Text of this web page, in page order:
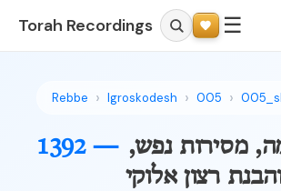
Torah Recordings ☰
Rebbe Igroskodesh 005
1392 — מסירות נפש,
רצון אלוקי